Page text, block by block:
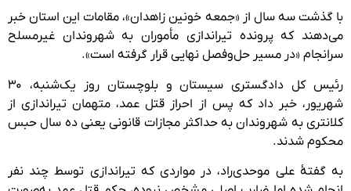
با گذشت سه سال از «جمعه خونین زاهدان»، مقامات این استان خبر
می‌دهند که پرونده تیراندازی مأموران به شهروندان غیرمسلح
سرانجام «در مسیر حل‌وفصل نهایی قرار گرفته است».
رئیس کل دادگستری سیستان و بلوچستان روز یک‌شنبه، ۳۰
شهریور، خبر داد که پس از احراز قتل عمد، متهمان تیراندازی از
کلانتری به شهروندان به حداکثر مجازات قانونی یعنی ده سال حبس
محکوم شدند.
به گفتهٔ علی موحدی‌راد، در مواردی که تیراندازی توسط چند نفر